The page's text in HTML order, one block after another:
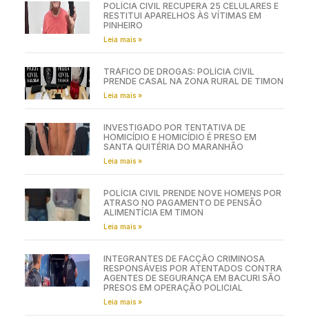
POLÍCIA CIVIL RECUPERA 25 CELULARES E
RESTITUI APARELHOS ÀS VÍTIMAS EM
PINHEIRO
Leia mais »
TRÁFICO DE DROGAS: POLÍCIA CIVIL
PRENDE CASAL NA ZONA RURAL DE TIMON
Leia mais »
INVESTIGADO POR TENTATIVA DE
HOMICÍDIO E HOMICÍDIO É PRESO EM
SANTA QUITÉRIA DO MARANHÃO
Leia mais »
POLÍCIA CIVIL PRENDE NOVE HOMENS POR
ATRASO NO PAGAMENTO DE PENSÃO
ALIMENTÍCIA EM TIMON
Leia mais »
INTEGRANTES DE FACÇÃO CRIMINOSA
RESPONSÁVEIS POR ATENTADOS CONTRA
AGENTES DE SEGURANÇA EM BACURI SÃO
PRESOS EM OPERAÇÃO POLICIAL
Leia mais »